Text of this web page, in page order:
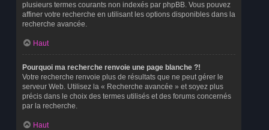
plusieurs termes courants non indexés par phpBB. Vous pouvez
affiner votre recherche en utilisant les options disponibles dans la
recherche avancée.
Haut
Pourquoi ma recherche renvoie une page blanche ?!
Votre recherche renvoie plus de résultats que ne peut gérer le
serveur Web. Utilisez la « Recherche avancée » et soyez plus
précis dans le choix des termes utilisés et des forums concernés
par la recherche.
Haut